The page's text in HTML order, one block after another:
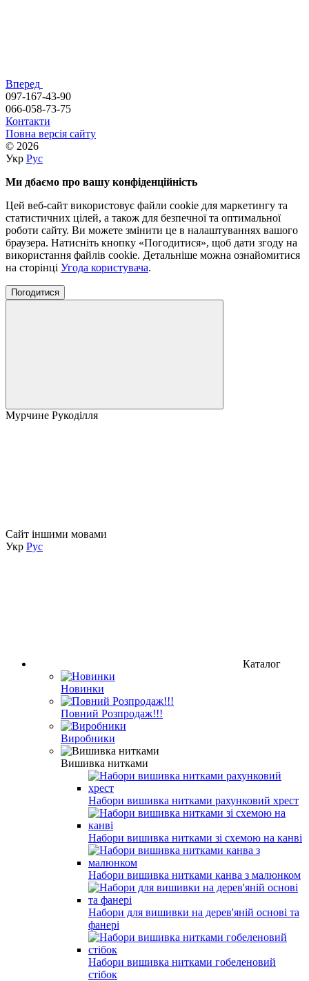
Вперед
097-167-43-90
066-058-73-75
Контакти
Повна версія сайту
© 2026
Укр Рус
Ми дбаємо про вашу конфіденційність
Цей веб-сайт використовує файли cookie для маркетингу та
статистичних цілей, а також для безпечної та оптимальної
роботи сайту. Ви можете змінити це в налаштуваннях вашого
браузера. Натисніть кнопку «Погодитися», щоб дати згоду на
використання файлів cookie. Детальніше можна ознайомитися
на сторінці Угода користувача.
Погодитися
Мурчине Рукоділля
Сайт іншими мовами
Укр Рус
Каталог
Новинки
Повний Розпродаж!!!
Виробники
Вишивка нитками
Набори вишивка нитками рахунковий хрест
Набори вишивка нитками зі схемою на канві
Набори вишивка нитками канва з малюнком
Набори для вишивки на дерев'яній основі та
фанері
Набори вишивка нитками гобеленовий
стібок